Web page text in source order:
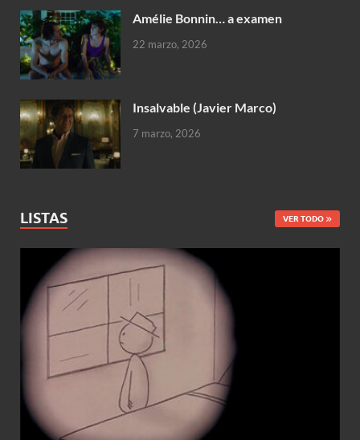
Amélie Bonnin… a examen
22 marzo, 2026
Insalvable (Javier Marco)
7 marzo, 2026
LISTAS VER TODO